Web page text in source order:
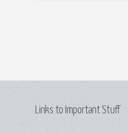
Links to Important Stuff